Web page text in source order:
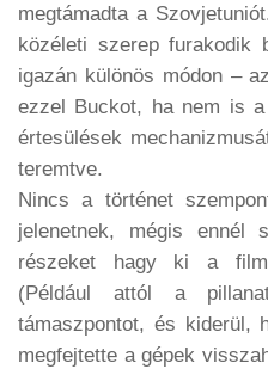
megtámadta a
közéleti szerep furakodik
igazán különös módon –
ezzel Buckot, ha nem is a
értesülések
teremtve.
Nincs a történet
jelenetnek, mégis ennél
részeket hagy ki a film
(Például attól a
támaszpontot, és kiderül,
megfejtette a gépek